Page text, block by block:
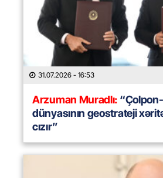
31.07.2026 - 16:53
Arzuman Muradlı:
dünyasının geostrateji
cızır”